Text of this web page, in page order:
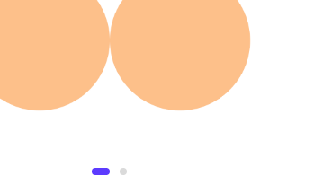
Добавить в вишлист